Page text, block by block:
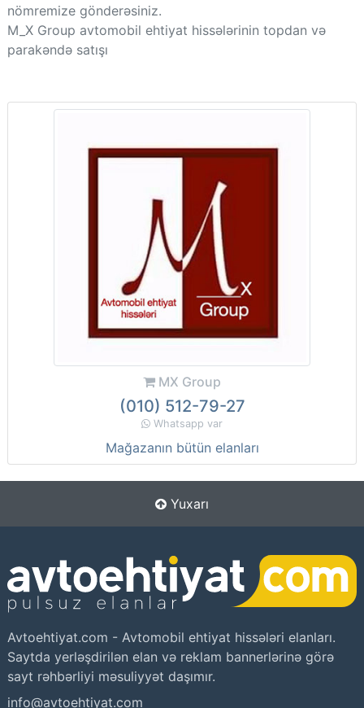
nömremize gönderəsiniz.
M_X Group avtomobil ehtiyat hissələrinin topdan və
parakəndə satışı
MX Group
(010) 512-79-27
Whatsapp var
Mağazanın bütün elanları
Yuxarı
Avtoehtiyat.com - Avtomobil ehtiyat hissələri elanları.
Saytda yerləşdirilən elan və reklam bannerlərinə görə
sayt rəhbərliyi məsuliyyət daşımır.
info@avtoehtiyat.com